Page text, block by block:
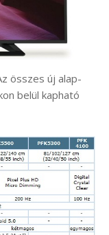
összes új alap-
belül kapható